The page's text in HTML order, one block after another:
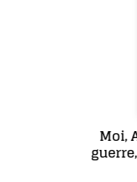
de
des pauvres